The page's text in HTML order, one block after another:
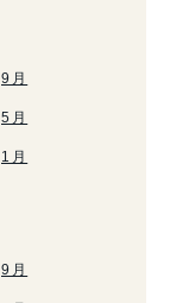
9月
5月
1月
9月